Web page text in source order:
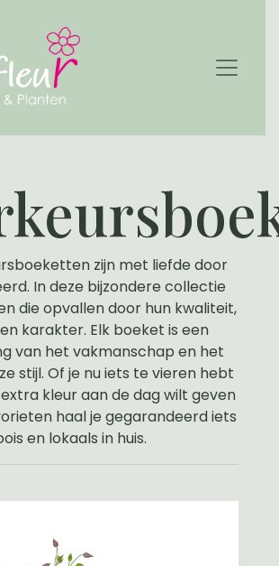
zijn met liefde door
In deze bijzondere collectie
die opvallen door hun kwaliteit,
karakter. Elk boeket is een
van het vakmanschap en het
stijl. Of je nu iets te vieren hebt
kleur aan de dag wilt geven
haal je gegarandeerd iets
en lokaals in huis.